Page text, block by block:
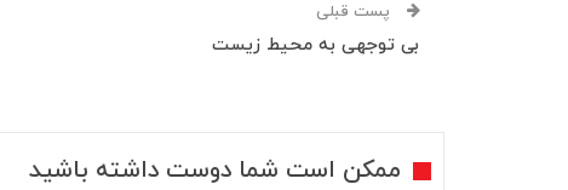
پست قبلی
بی توجهی به محیط زیست
ممکن است شما دوست داشته باشید